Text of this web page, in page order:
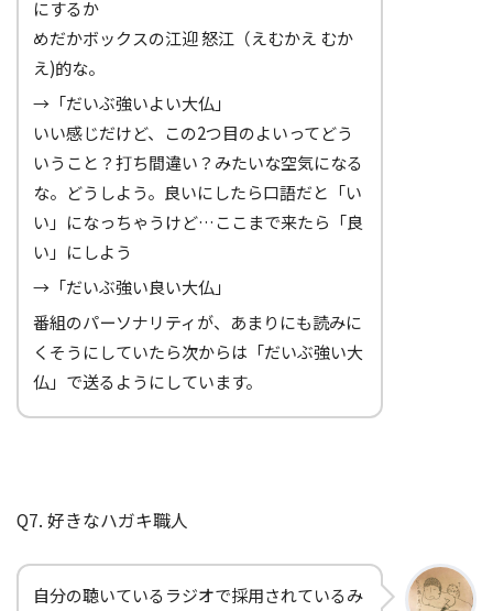
にするか
めだかボックスの江迎 怒江（えむかえ むか
え)的な。
→「だいぶ強いよい大仏」
いい感じだけど、この2つ目のよいってどう
いうこと？打ち間違い？みたいな空気になる
な。どうしよう。良いにしたら口語だと「い
い」になっちゃうけど…ここまで来たら「良
い」にしよう
→「だいぶ強い良い大仏」
番組のパーソナリティが、あまりにも読みに
くそうにしていたら次からは「だいぶ強い大
仏」で送るようにしています。
Q7. 好きなハガキ職人
自分の聴いているラジオで採用されているみ